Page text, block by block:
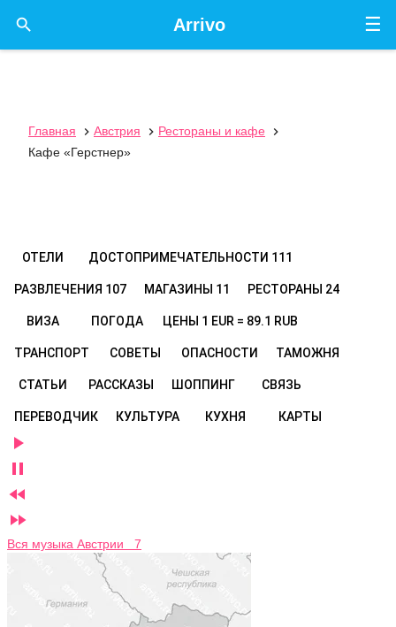
☰
Arrivo

Главная  Австрия  Рестораны и кафе

Кафе «Герстнер»
ОТЕЛИ ДОСТОПРИМЕЧАТЕЛЬНОСТИ 111
РАЗВЛЕЧЕНИЯ 107 МАГАЗИНЫ 11 РЕСТОРАНЫ 24
ВИЗА ПОГОДА ЦЕНЫ 1 EUR = 89.1 RUB
ТРАНСПОРТ СОВЕТЫ ОПАСНОСТИ ТАМОЖНЯ
СТАТЬИ РАССКАЗЫ ШОППИНГ СВЯЗЬ
ПЕРЕВОДЧИК КУЛЬТУРА КУХНЯ КАРТЫ




Вся музыка Австрии 7